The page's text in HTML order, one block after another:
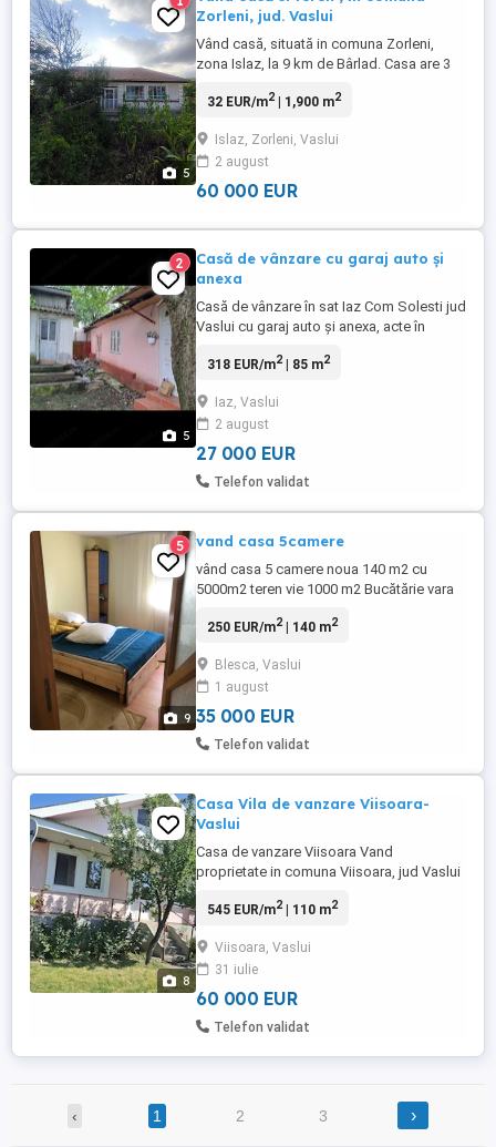
5
Zorleni, jud. Vaslui
Vând casă, situată in comuna Zorleni,
zona Islaz, la 9 km de Bârlad. Casa are 3
Principală, 32,5 mp. Teren:1900 mp.
este ajuns la poartă. Pentru mai multe
detalii, contactați la numărul
32 EUR/m2| 1,900 m2
Islaz, Zorleni, Vaslui
2 august
60 000 EUR
5
2
Casă de vânzare cu garaj auto și
anexa
Casă de vânzare în sat Iaz Com Solesti jud
Vaslui cu garaj auto și anexa, acte în
Vaslui cu asfalt la poartă.
318 EUR/m2| 85 m2
Iaz, Vaslui
2 august
27 000 EUR
Telefon validat
9
5 vand casa 5camere
vând casa 5 camere noua 140 m2 cu
5000m2 teren vie 1000 m2 Bucătărie vara
este la Soseaua bc-vs.
250 EUR/m2| 140 m2
Blesca, Vaslui
1 august
35 000 EUR
Telefon validat
8
Casa Vila de vanzare Viisoara-
Vaslui
Casa de vanzare Viisoara Vand
proprietate in comuna Viisoara, jud Vaslui
vecinatate scoala, oficiul postal, Primaria,
de bricolaje, farmacia. Proprietatea
dispune de urmatoarele 1. Casa de locuit
complet utilata si mobilata ...
545 EUR/m2| 110 m2
Viisoara, Vaslui
31 iulie
60 000 EUR
Telefon validat
‹ 1 2 3 ›